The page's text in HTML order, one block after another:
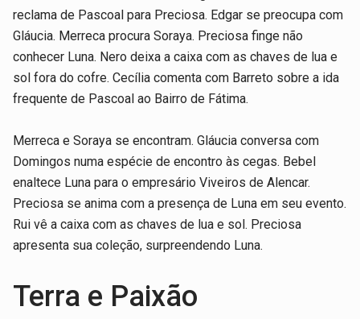
reclama de Pascoal para Preciosa. Edgar se preocupa com
Gláucia. Merreca procura Soraya. Preciosa finge não
conhecer Luna. Nero deixa a caixa com as chaves de lua e
sol fora do cofre. Cecília comenta com Barreto sobre a ida
frequente de Pascoal ao Bairro de Fátima.
Merreca e Soraya se encontram. Gláucia conversa com
Domingos numa espécie de encontro às cegas. Bebel
enaltece Luna para o empresário Viveiros de Alencar.
Preciosa se anima com a presença de Luna em seu evento.
Rui vê a caixa com as chaves de lua e sol. Preciosa
apresenta sua coleção, surpreendendo Luna.
Terra e Paixão